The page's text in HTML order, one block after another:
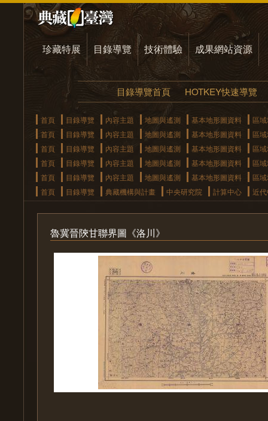
珍藏特展 目錄導覽 技術體驗 成果網站資源
目錄導覽首頁 HOTKEY快速導覽
首頁 目錄導覽 內容主題 地圖與遙測 基本地形圖資料
區
首頁
目錄導覽 內容主題 地圖與遙測 基本地形圖資料
區
首頁
目錄導覽 內容主題 地圖與遙測 基本地形圖資料
區
首頁
目錄導覽 內容主題 地圖與遙測 基本地形圖資料
區
首頁
目錄導覽 內容主題 地圖與遙測 基本地形圖資料
區
首頁
目錄導覽 典藏機構與計畫 中央研究院 計算中心 近
魯冀晉陝甘聯界圖《洛川》